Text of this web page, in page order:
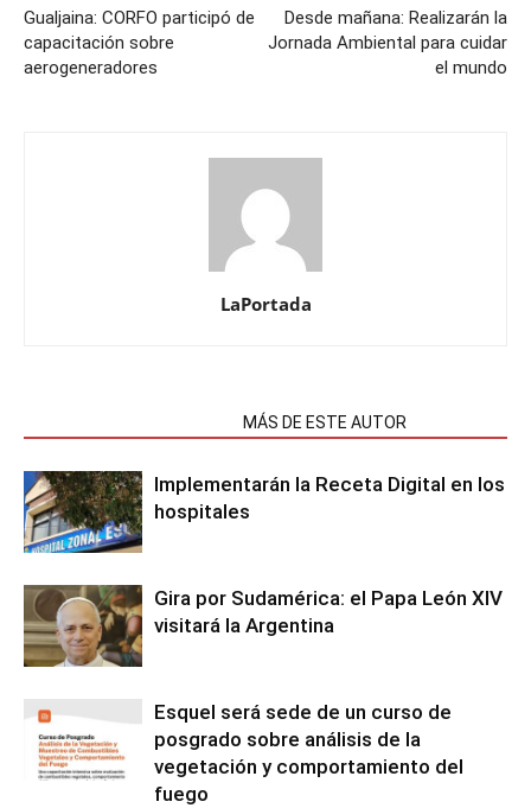
Gualjaina: CORFO participó de
capacitación sobre
aerogeneradores
Desde mañana: Realizarán la
Jornada Ambiental para cuidar
el mundo
LaPortada
MÁS DE ESTE AUTOR
Implementarán la Receta Digital en los
hospitales
Gira por Sudamérica: el Papa León XIV
visitará la Argentina
Esquel será sede de un curso de
posgrado sobre análisis de la
vegetación y comportamiento del
fuego